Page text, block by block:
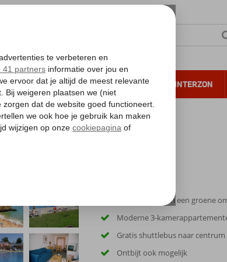
VERRE REIZEN ALL INCLUSIVE WINTERZON
Rustig gelegen in een groene
Moderne 3-
Gratis shuttlebus naar
Ontbijt ook mogelijk